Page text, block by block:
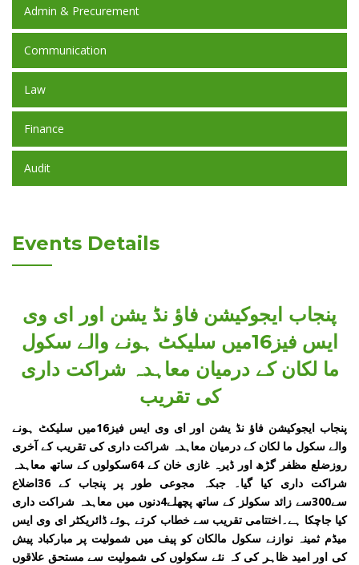
Admin & Precurement
Communication
Law
Finance
Audit
Events Details
پنجاب ایجوکیشن فاؤ نڈ یشن اور ای وی
ایس فیز16میں سلیکٹ ہونے والے سکول
ما لکان کے درمیان معاہدہ شراکت داری
کی تقریب
پنجاب ایجوکیشن فاؤ نڈ یشن اور ای وی ایس فیز16میں سلیکٹ ہونے
والے سکول ما لکان کے درمیان معاہدہ شراکت داری کی تقریب کے آخری
روزضلع مظفر گڑھ اور ڈیرہ غازی خان کے 64سکولوں کے ساتھ معاہدہ
شراکت داری کیا گیا۔ جبکہ مجوعی طور پر پنجاب کے 36اضلاع
سے300سے زائد سکولز کے ساتھ پچھلے4دنوں میں معاہدہ شراکت داری
کیا جاچکا ہے۔اختتامی تقریب سے خطاب کرتے ہوئے ڈائریکٹر ای وی ایس
میڈم ثمینہ نوازنے سکول مالکان کو پیف میں شمولیت پر مبارکباد پیش
کی اور امید ظاہر کی کہ نئے سکولوں کی شمولیت سے مستحق علاقوں